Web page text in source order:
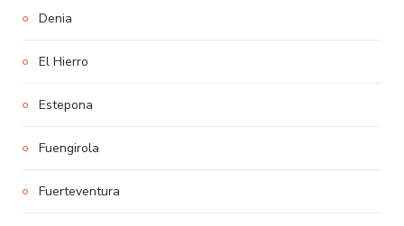
Denia
El Hierro
Estepona
Fuengirola
Fuerteventura